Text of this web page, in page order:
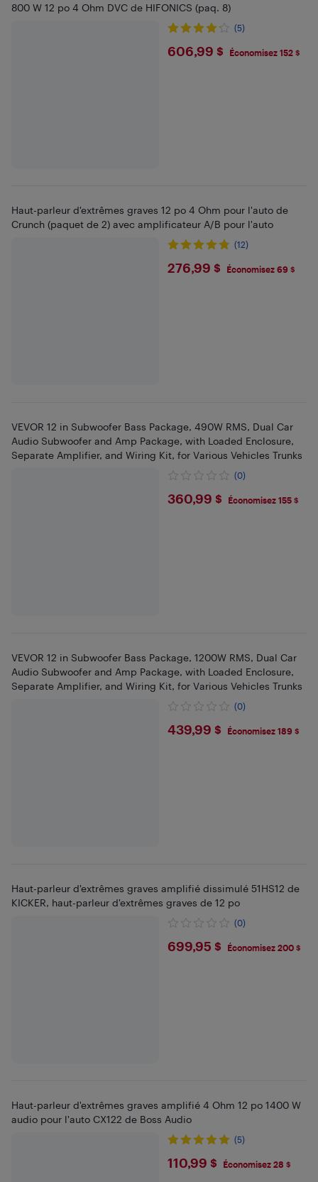
800 W 12 po 4 Ohm DVC de HIFONICS (paq. 8)
(5)
$606.99
606,99 $ Économisez 152 $
Haut-parleur d'extrêmes graves 12 po 4 Ohm pour l'auto de
Crunch (paquet de 2) avec amplificateur A/B pour l'auto
(12)
$276.99
276,99 $ Économisez 69 $
VEVOR 12 in Subwoofer Bass Package, 490W RMS, Dual Car
Audio Subwoofer and Amp Package, with Loaded Enclosure,
Separate Amplifier, and Wiring Kit, for Various Vehicles Trunks
(0)
$360.99
360,99 $ Économisez 155 $
VEVOR 12 in Subwoofer Bass Package, 1200W RMS, Dual Car
Audio Subwoofer and Amp Package, with Loaded Enclosure,
Separate Amplifier, and Wiring Kit, for Various Vehicles Trunks
(0)
$439.99
439,99 $ Économisez 189 $
Haut-parleur d'extrêmes graves amplifié dissimulé 51HS12 de
KICKER, haut-parleur d'extrêmes graves de 12 po
(0)
$699.95
699,95 $ Économisez 200 $
Haut-parleur d'extrêmes graves amplifié 4 Ohm 12 po 1400 W
audio pour l'auto CX122 de Boss Audio
(5)
$110.99
110,99 $ Économisez 28 $